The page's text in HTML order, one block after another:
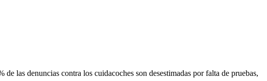
las denuncias contra los cuidacoches son desestimadas por falta de pruebas,